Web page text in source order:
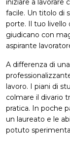
facile. Un titolo di
porte. Il tuo livello
giudicano con
aspirante
A differenza di
lavoro. I piani di
colmare il divario
pratica. In poche
un laureato e le
potuto